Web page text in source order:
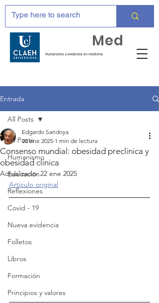
Humanismo y evidencia en medicina
Med
Entrada
All Posts
Humanismo
Educación
Reflexiones
Covid - 19
Nueva evidencia
Folletos
Libros
Formación
Principios y valores
All Posts
Consenso mundial: obesidad preclínica y
obesidad clínica
Edgardo Sandoya
20 ene 2025 1 min de lectura
Actualizado:22 ene 2025
Artículo original